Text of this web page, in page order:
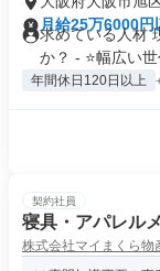
月給25万6000円
求めている人材
か？ - ⭐幅広い世
年間休日120日以上
契約社員
寝具・アパレル
株式会社マイまくら物